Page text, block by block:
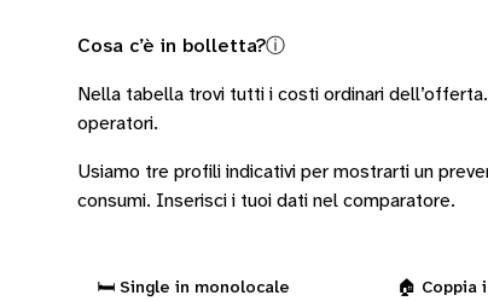
Cosa c’è in bolletta?ⓘ
Nella tabella trovi tutti i costi ordinari
operatori.
Usiamo tre profili indicativi per mostrarti un
consumi. Inserisci i tuoi dati nel comparatore.
🛏️ Single in monolocale
🏠 Coppia